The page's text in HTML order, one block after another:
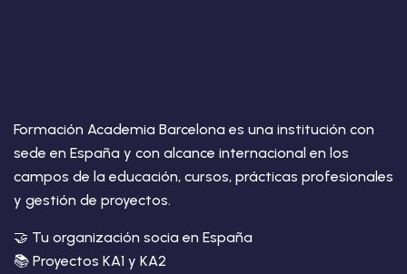
Formación Academia Barcelona es una institución con
sede en España y con alcance internacional en los
campos de la educación, cursos, prácticas profesionales
y gestión de proyectos.
🤝 Tu organización socia en España
📚 Proyectos KA1 y KA2